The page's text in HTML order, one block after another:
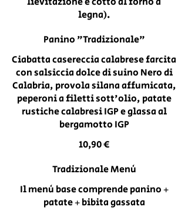
legna).
Panino "Tradizionale"
Ciabatta casereccia calabrese farcita
con salsiccia dolce di suino Nero di
Calabria, provola silana affumicata,
peperoni a filetti sott'olio, patate
rustiche calabresi IGP e glassa al
bergamotto IGP
10,90 €
Tradizionale Menù
Il menù base comprende panino +
patate + bibita gassata